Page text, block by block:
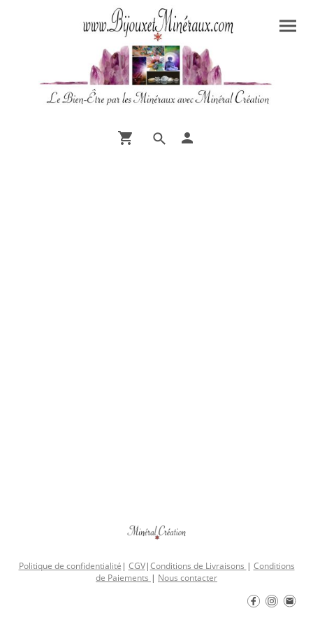
Politique de confidentialité | CGV|Conditions de Livraisons | Conditions
de Paiements | Nous contacter